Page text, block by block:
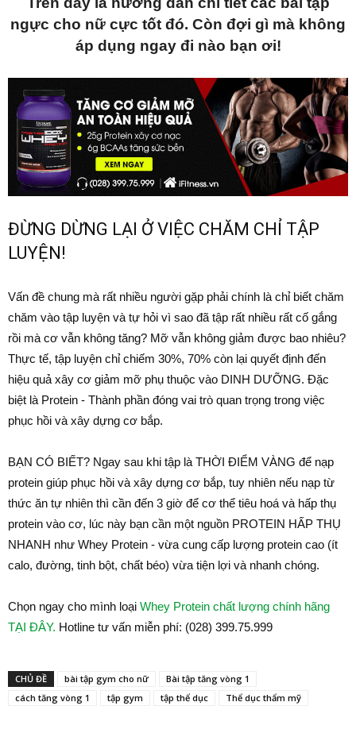
ngực cho nữ cực tốt đó. Còn đợi gì mà không
áp dụng ngay đi nào bạn ơi!
ĐỪNG DỪNG LẠI Ở VIỆC CHĂM CHỈ TẬP
LUYỆN!
Vấn đề chung mà rất nhiều người gặp phải chính là chỉ biết chăm
chăm vào tập luyện và tự hỏi vì sao đã tập rất nhiều rất cố gắng
rồi mà cơ vẫn không tăng? Mỡ vẫn không giảm được bao nhiêu?
Thực tế, tập luyện chỉ chiếm 30%, 70% còn lại quyết định đến
hiệu quả xây cơ giảm mỡ phụ thuộc vào DINH DƯỠNG. Đặc
biệt là Protein - Thành phần đóng vai trò quan trọng trong việc
phục hồi và xây dựng cơ bắp.
BẠN CÓ BIẾT? Ngay sau khi tập là THỜI ĐIỂM VÀNG để nạp
protein giúp phục hồi và xây dựng cơ bắp, tuy nhiên nếu nạp từ
thức ăn tự nhiên thì cần đến 3 giờ để cơ thể tiêu hoá và hấp thụ
protein vào cơ, lúc này bạn cần một nguồn PROTEIN HẤP THỤ
NHANH như Whey Protein - vừa cung cấp lượng protein cao (ít
calo, đường, tinh bột, chất béo) vừa tiện lợi và nhanh chóng.
Chọn ngay cho mình loại Whey Protein chất lượng chính hãng
TẠI ĐÂY. Hotline tư vấn miễn phí: (028) 399.75.999
CHỦ ĐỀ bài tập gym cho nữ
Bài tập tăng vòng 1
cách tăng vòng 1
tập gym tập thể dục Thể dục thẩm mỹ